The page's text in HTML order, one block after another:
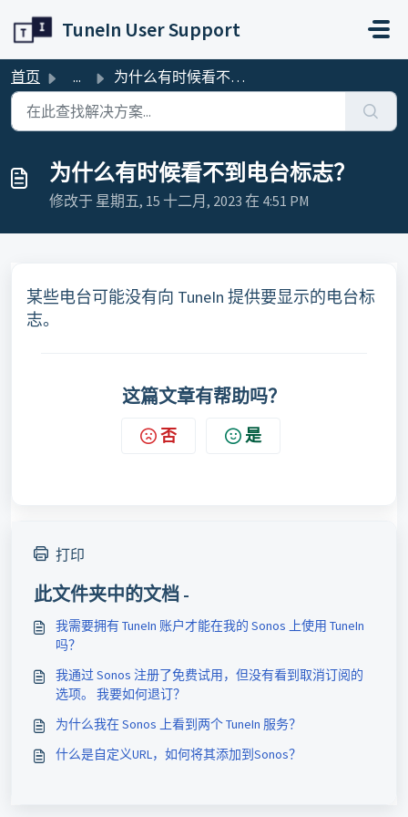
TuneIn User Support
首页 ... 为什么有时候看不到电台标志？
为什么有时候看不到电台标志？
修改于 星期五, 15 十二月, 2023 在 4:51 PM
某些电台可能没有向 TuneIn 提供要显示的电台标
志。
这篇文章有帮助吗？
否 是
打印
此文件夹中的文档 -
我需要拥有 TuneIn 账户才能在我的 Sonos 上使用 TuneIn
吗？
我通过 Sonos 注册了免费试用，但没有看到取消订阅的
选项。 我要如何退订？
为什么我在 Sonos 上看到两个 TuneIn 服务？
什么是自定义URL，如何将其添加到Sonos？